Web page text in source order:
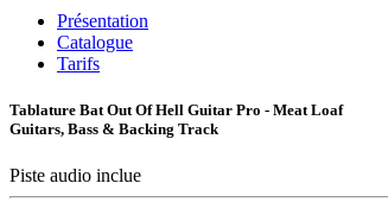
Présentation
Catalogue
Tarifs
Tablature Bat Out Of Hell Guitar Pro - Meat Loaf
Guitars, Bass & Backing Track
Piste audio inclue